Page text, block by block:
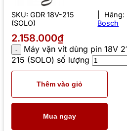
SKU: GDR 18V-215
(SOLO)
Hãng:
Bosch
2.158.000₫
Máy vặn vít dùng pin 18V
215 (SOLO) số lượng
Thêm vào giỏ
Mua ngay